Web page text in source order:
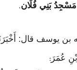
بَنِي فُلَان.
بن يوسف قال:
عُمَرَ :